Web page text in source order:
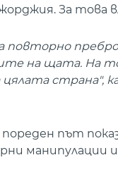
За
повторно
на щата. На
страна",
път